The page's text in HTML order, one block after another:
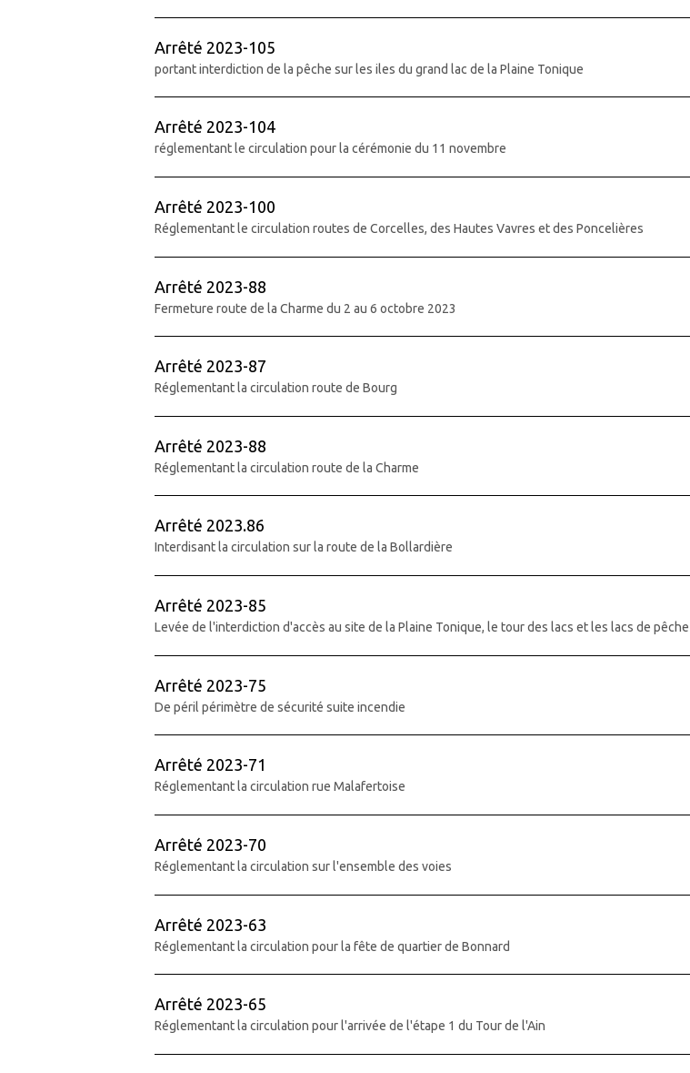
Arrêté 2023-105
portant interdiction de la pêche sur les iles du grand lac de la Plaine Tonique
Arrêté 2023-104
réglementant le circulation pour la cérémonie du 11 novembre
Arrêté 2023-100
Réglementant le circulation routes de Corcelles, des Hautes Vavres et des Poncelières
Arrêté 2023-88
Fermeture route de la Charme du 2 au 6 octobre 2023
Arrêté 2023-87
Réglementant la circulation route de Bourg
Arrêté 2023-88
Réglementant la circulation route de la Charme
Arrêté 2023.86
Interdisant la circulation sur la route de la Bollardière
Arrêté 2023-85
Levée de l'interdiction d'accès au site de la Plaine Tonique, le tour des lacs et les lacs de pêche
Arrêté 2023-75
De péril périmètre de sécurité suite incendie
Arrêté 2023-71
Réglementant la circulation rue Malafertoise
Arrêté 2023-70
Réglementant la circulation sur l'ensemble des voies
Arrêté 2023-63
Réglementant la circulation pour la fête de quartier de Bonnard
Arrêté 2023-65
Réglementant la circulation pour l'arrivée de l'étape 1 du Tour de l'Ain